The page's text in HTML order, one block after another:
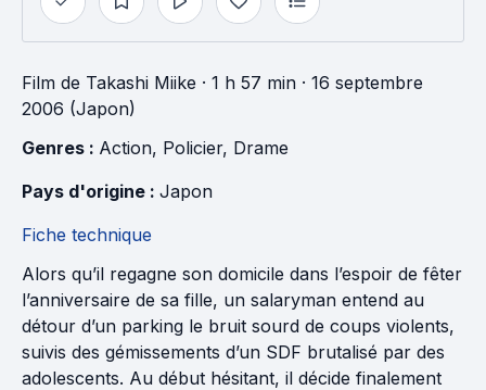
Film de Takashi Miike · 1 h 57 min · 16 septembre
2006 (Japon)
Genres : Action, Policier, Drame
Pays d'origine : Japon
Fiche technique
Alors qu’il regagne son domicile dans l’espoir de fêter
l’anniversaire de sa fille, un salaryman entend au
détour d’un parking le bruit sourd de coups violents,
suivis des gémissements d’un SDF brutalisé par des
adolescents. Au début hésitant, il décide finalement